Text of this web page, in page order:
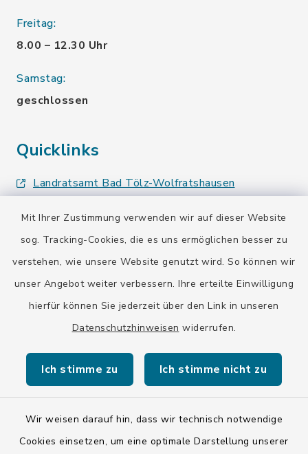
Mit Ihrer Zustimmung verwenden wir auf dieser Website
sog. Tracking-Cookies, die es uns ermöglichen besser zu
verstehen, wie unsere Website genutzt wird. So können wir
unser Angebot weiter verbessern. Ihre erteilte Einwilligung
hierfür können Sie jederzeit über den Link in unseren
Datenschutzhinweisen widerrufen.
Ich stimme zu Ich stimme nicht zu
Wir weisen darauf hin, dass wir technisch notwendige
Cookies einsetzen, um eine optimale Darstellung unserer
Freitag:
8.00 – 12.30 Uhr
Samstag:
geschlossen
Quicklinks
Landratsamt Bad Tölz-Wolfratshausen
Bayern-Fahrplan
BayernPortal
Barrierefreiheit
Datenschutz